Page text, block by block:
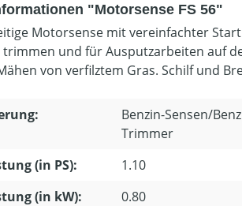
"Motorsense FS 56"
Motorsense mit vereinfachter
trimmen und für Ausputzarbeiten auf
von verfilztem Gras. Schilf und
Benzin-Sensen/
Trimmer
(in PS):
1.10
(in kW):
0.80